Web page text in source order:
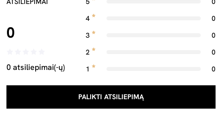
0
0 atsiliepimai(-ų)
4
0
3
0
2
0
1
0
PALIKTI ATSILIEPIMĄ